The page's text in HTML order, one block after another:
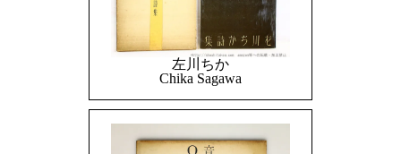
左川ちか
Chika Sagawa